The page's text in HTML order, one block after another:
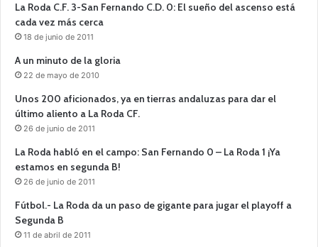
La Roda C.F. 3-San Fernando C.D. 0: El sueño del ascenso está
cada vez más cerca
18 de junio de 2011
A un minuto de la gloria
22 de mayo de 2010
Unos 200 aficionados, ya en tierras andaluzas para dar el
último aliento a La Roda CF.
26 de junio de 2011
La Roda habló en el campo: San Fernando 0 – La Roda 1 ¡Ya
estamos en segunda B!
26 de junio de 2011
Fútbol.- La Roda da un paso de gigante para jugar el playoff a
Segunda B
11 de abril de 2011